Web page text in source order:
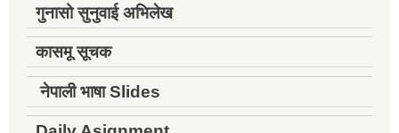
गुनासो सुनुवाई अभिलेख
कासमू सूचक
नेपाली भाषा Slides